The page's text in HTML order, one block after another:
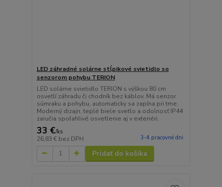
LED záhradné solárne stĺpikové svietidlo so
senzorom pohybu TERION
LED solárne svietidlo TERION s výškou 80 cm
osvetlí záhradu či chodník bez káblov. Má senzor
súmraku a pohybu, automaticky sa zapína pri tme.
Moderný dizajn, teplé biele svetlo a odolnosť IP44
zaručia spoľahlivé osvetlenie aj v exteriéri.
33 €/ks
26,83 € bez DPH 3-4 pracovné dni
Pridať do košíka